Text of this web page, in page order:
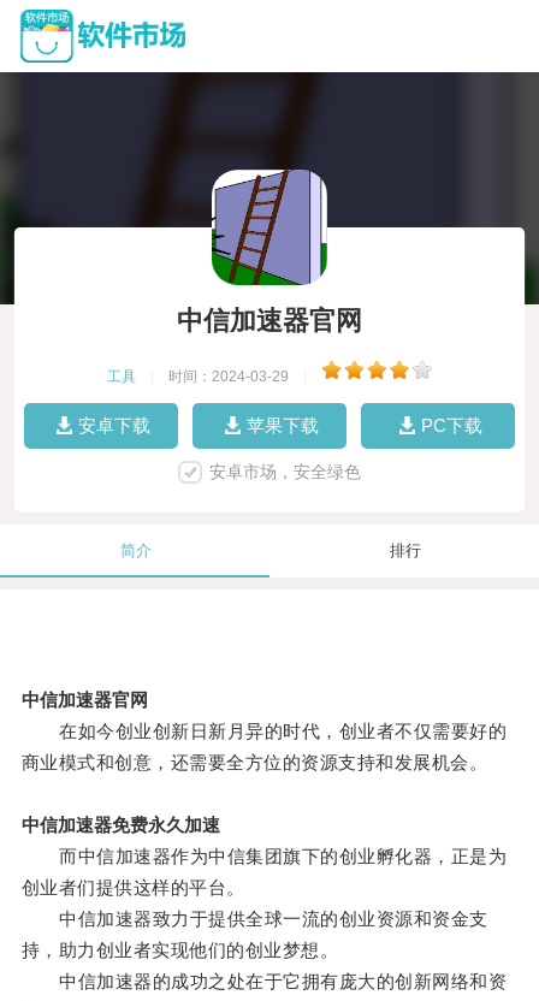
中信加速器官网
工具 时间：2024-03-29
安卓下载 苹果下载 PC下载
安卓市场，安全绿色
简介 排行
中信加速器官网
在如今创业创新日新月异的时代，创业者不仅需要好的
商业模式和创意，还需要全方位的资源支持和发展机会。
中信加速器免费永久加速
而中信加速器作为中信集团旗下的创业孵化器，正是为
创业者们提供这样的平台。
中信加速器致力于提供全球一流的创业资源和资金支
持，助力创业者实现他们的创业梦想。
中信加速器的成功之处在于它拥有庞大的创新网络和资